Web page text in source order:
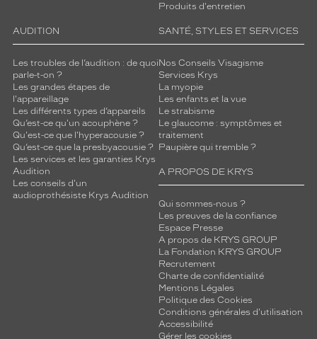
Produits d'entretien
AUDITION
Les troubles de l’audition : de quoi
parle-t-on ?
Les grandes étapes de
l'appareillage
Les différents types d’appareils
Qu’est-ce qu'un acouphène ?
Qu'est-ce que l'hyperacousie ?
Qu’est-ce que la presbyacousie ?
Les services et les garanties Krys
Audition
Les conseils d'un
audioprothésiste Krys Audition
SANTÉ, STYLES ET SERVICES
Nos Conseils Visagisme
Services Krys
La myopie
Les enfants et la vue
Le strabisme
Le glaucome : symptômes et
traitement
Paupière qui tremble ?
A PROPOS DE KRYS
Qui sommes-nous ?
Les preuves de la confiance
Espace Presse
A propos de KRYS GROUP
La Fondation KRYS GROUP
Recrutement
Charte de confidentialité
Mentions Légales
Politique des Cookies
Conditions générales d'utilisation
Accessibilité
Gérer les cookies